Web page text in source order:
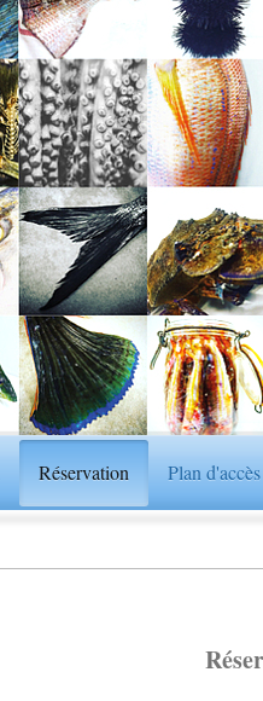
Réservation Plan d'accès